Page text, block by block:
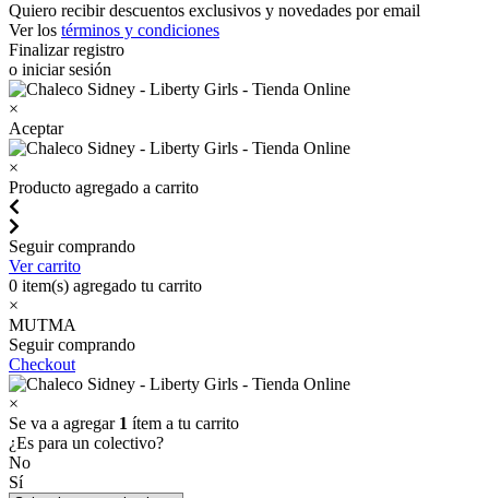
Quiero recibir descuentos exclusivos y novedades por email
Ver los términos y condiciones
Finalizar registro
o iniciar sesión
×
Aceptar
×
Producto agregado a carrito
Seguir comprando
Ver carrito
0 item(s) agregado tu carrito
×
MUTMA
Seguir comprando
Checkout
×
Se va a agregar 1 ítem a tu carrito
¿Es para un colectivo?
No
Sí